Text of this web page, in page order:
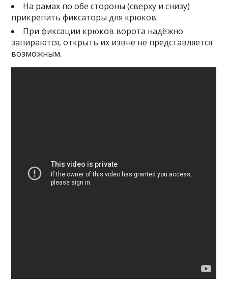
На рамах по обе стороны (сверху и снизу)
прикрепить фиксаторы для крюков.
При фиксации крюков ворота надёжно
запираются, открыть их извне не представляется
возможным.